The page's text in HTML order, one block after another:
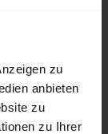
zu
anbieten
zu
zu Ihrer